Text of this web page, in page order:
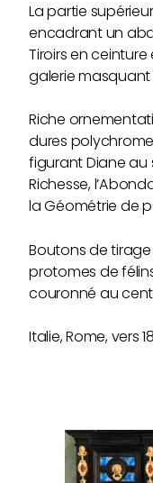
La partie
encadrant un
Tiroirs en
galerie
Riche
dures
figurant Diane au
Richesse,
la Géométrie de
Boutons de
protomes de
couronné au
Italie, Rome, vers